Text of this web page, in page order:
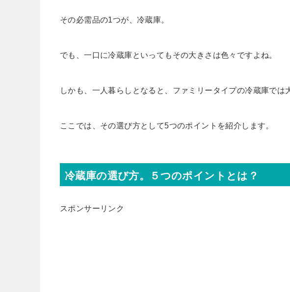
その必需品の1つが、冷蔵庫。
でも、一口に冷蔵庫といってもその大きさは色々ですよね。
しかも、一人暮らしとなると、ファミリータイプの冷蔵庫では
ここでは、その選び方として5つのポイントを紹介します。
冷蔵庫の選び方。５つのポイントとは？
スポンサーリンク